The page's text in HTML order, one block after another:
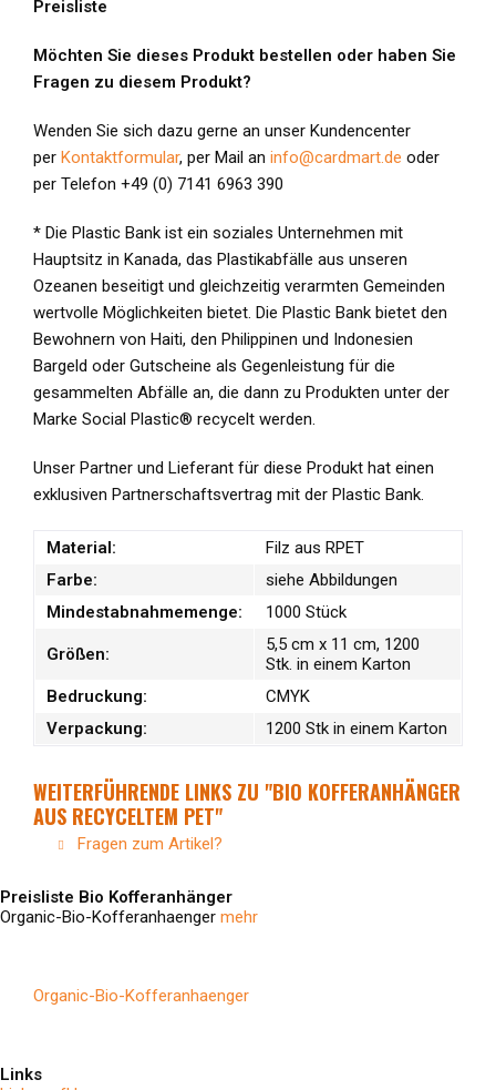
Preisliste
Möchten Sie dieses Produkt bestellen oder haben Sie
Fragen zu diesem Produkt?
Wenden Sie sich dazu gerne an unser Kundencenter
per Kontaktformular, per Mail an info@cardmart.de oder
per Telefon +49 (0) 7141 6963 390
* Die Plastic Bank ist ein soziales Unternehmen mit
Hauptsitz in Kanada, das Plastikabfälle aus unseren
Ozeanen beseitigt und gleichzeitig verarmten Gemeinden
wertvolle Möglichkeiten bietet. Die Plastic Bank bietet den
Bewohnern von Haiti, den Philippinen und Indonesien
Bargeld oder Gutscheine als Gegenleistung für die
gesammelten Abfälle an, die dann zu Produkten unter der
Marke Social Plastic® recycelt werden.
Unser Partner und Lieferant für diese Produkt hat einen
exklusiven Partnerschaftsvertrag mit der Plastic Bank.
Material:
Filz aus RPET
Farbe:
siehe Abbildungen
Mindestabnahmemenge:
1000 Stück
Größen:
5,5 cm x 11 cm, 1200
Stk. in einem Karton
Bedruckung:
CMYK
Verpackung:
1200 Stk in einem Karton
WEITERFÜHRENDE LINKS ZU "BIO KOFFERANHÄNGER
AUS RECYCELTEM PET"
Fragen zum Artikel?
Preisliste Bio Kofferanhänger
Organic-Bio-Kofferanhaenger mehr
Organic-Bio-Kofferanhaenger
Links